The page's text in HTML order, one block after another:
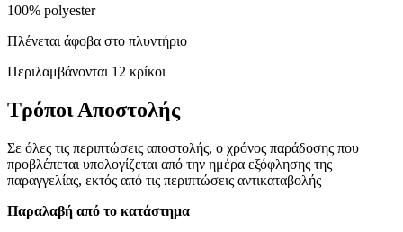
100% polyester
Πλένεται άφοβα στο πλυντήριο
Περιλαμβάνονται 12 κρίκοι
Τρόποι Αποστολής
Σε όλες τις περιπτώσεις αποστολής, ο χρόνος παράδοσης που
προβλέπεται υπολογίζεται από την ημέρα εξόφλησης της
παραγγελίας, εκτός από τις περιπτώσεις αντικαταβολής
Παραλαβή από το κατάστημα